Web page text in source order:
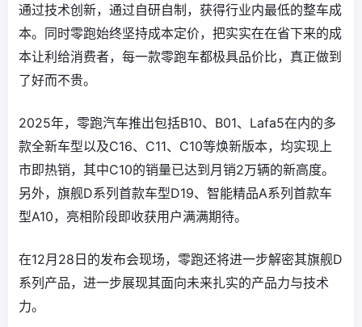
通过技术创新，通过自研自制，获得行业内最低的整车成
本。同时零跑始终坚持成本定价，把实实在在省下来的成
本让利给消费者，每一款零跑车都极具品价比，真正做到
了好而不贵。
2025年，零跑汽车推出包括B10、B01、Lafa5在内的多
款全新车型以及C16、C11、C10等焕新版本，均实现上
市即热销，其中C10的销量已达到月销2万辆的新高度。
另外，旗舰D系列首款车型D19、智能精品A系列首款车
型A10，亮相阶段即收获用户满满期待。
在12月28日的发布会现场，零跑还将进一步解密其旗舰D
系列产品，进一步展现其面向未来扎实的产品力与技术
力。